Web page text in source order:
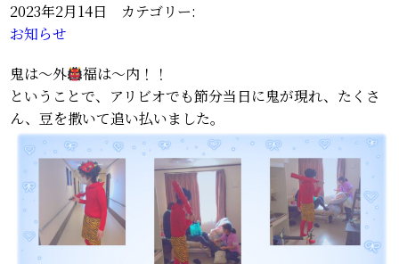
2023年2月14日 カテゴリー:
お知らせ
鬼は〜外
福は〜内！！
ということで、アリビオでも節分当日に鬼が現れ、たくさ
ん、豆を撒いて追い払いました。